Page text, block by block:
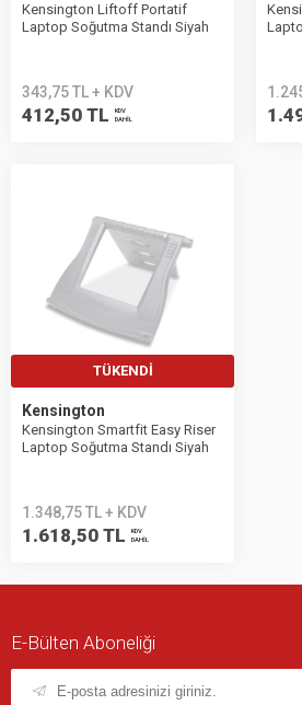
Kensington Liftoff Portatif
Laptop Soğutma Standı Siyah
343,75 TL + KDV
412,50 TL
KDV
DAHİL
TÜKENDI
Kensington
Kensington Smartfit Easy Riser
Laptop Soğutma Standı Siyah
1.348,75 TL + KDV
1.618,50 TL
KDV
DAHİL
E-Bülten Aboneliği